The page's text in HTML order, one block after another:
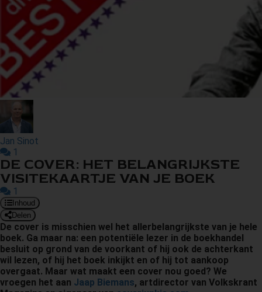
Jan Sinot
1
DE COVER: HET BELANGRIJKSTE
VISITEKAARTJE VAN JE BOEK
1
Inhoud
Delen
De cover is misschien wel het allerbelangrijkste van je hele
boek. Ga maar na: een potentiële lezer in de boekhandel
besluit op grond van de voorkant of hij ook de achterkant
wil lezen, of hij het boek inkijkt en of hij tot aankoop
overgaat. Maar wat maakt een cover nou goed? We
vroegen het aan Jaap Biemans, artdirector van Volkskrant
kan de
worden
te
over
van
op
gebruikt
te
de
Hierdoor